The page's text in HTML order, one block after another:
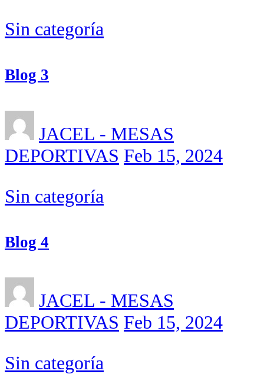
Sin categoría
Blog 3
JACEL - MESAS
DEPORTIVAS Feb 15, 2024
Sin categoría
Blog 4
JACEL - MESAS
DEPORTIVAS Feb 15, 2024
Sin categoría